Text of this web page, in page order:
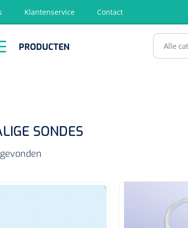
Klantenservice Contact
PRODUCTEN
SONDES